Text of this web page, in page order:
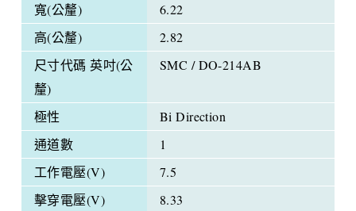
寬(公釐)
6.22
高(公釐)
2.82
尺寸代碼 英吋(公
釐)
SMC / DO-214AB
極性
Bi Direction
通道數
1
工作電壓(V)
7.5
擊穿電壓(V)
8.33